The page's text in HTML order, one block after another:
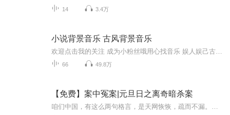
14 3.4万
小说背景音乐 古风背景音乐
66 49.8万
【免费】案中冤案|元旦日之离奇暗杀案